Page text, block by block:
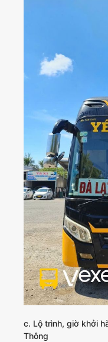
c. Lộ trình, giờ khởi
Thông